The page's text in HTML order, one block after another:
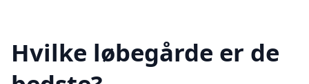
Hvilke løbegårde er de